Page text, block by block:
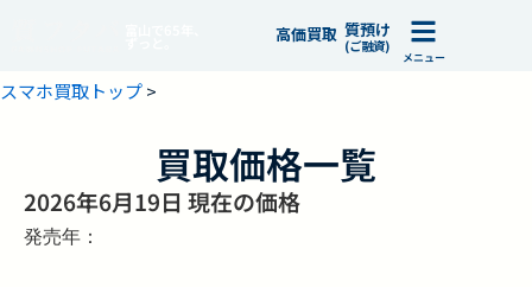
高価買取 質預け
(ご融資)
メニュー
スマホ買取トップ>
買取価格一覧
2026年6月19日 現在の価格
発売年：